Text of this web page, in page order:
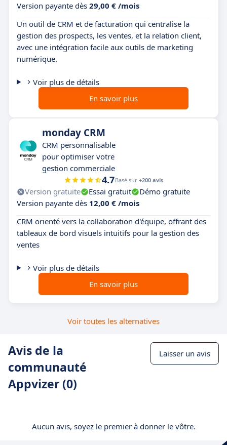
Version payante dès 29,00 € /mois
Un outil de CRM et de facturation qui centralise la
gestion des prospects, les ventes, et la relation client,
avec une intégration facile aux outils de marketing
numérique.
Voir plus de détails
En savoir plus
monday CRM
CRM personnalisable
pour optimiser votre
gestion commerciale
4.7Basé sur +200 avis
Version gratuite Essai gratuit
Démo gratuite
Version payante dès 12,00 € /mois
CRM orienté vers la collaboration d'équipe, offrant des
tableaux de bord visuels intuitifs pour la gestion des
ventes
Voir plus de détails
En savoir plus
Voir toutes les alternatives
Avis de la
communauté
Appvizer (0)
Laisser un avis
Aucun avis, soyez le premier à donner le vôtre.